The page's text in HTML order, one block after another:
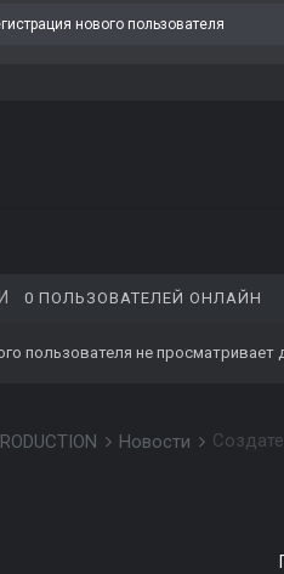
нового пользователя
0 ПОЛЬЗОВАТЕЛЕЙ ОНЛАЙН
пользователя не просматривает
Новости